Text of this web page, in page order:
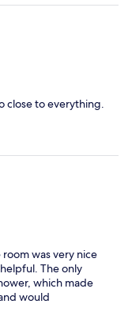
close to everything.
was very nice
The only
which made
would